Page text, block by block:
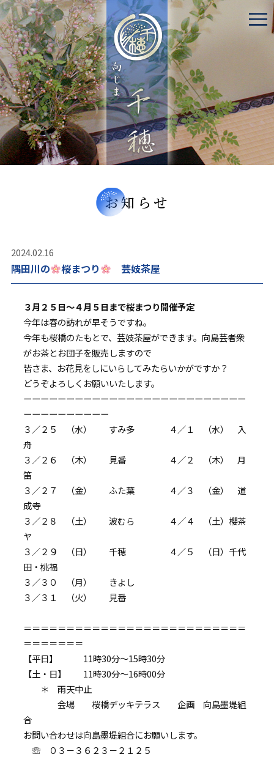
お知らせ
2024.02.16
隅田川の 桜まつり 芸妓茶屋
３月２５日～４月５日まで桜まつり開催予定
今年は春の訪れが早そうですね。
今年も桜橋のたもとで、芸妓茶屋ができます。向島芸者衆
がお茶とお団子を販売しますので
皆さま、お花見をしにいらしてみたらいかがですか？
どうぞよろしくお願いいたします。
ーーーーーーーーーーーーーーーーーーーーーーーーーー
ーーーーーーーーーー
３／２５ （水） すみ多 ４／１ （水） 入
舟
３／２６ （木） 見番 ４／２ （木） 月
笛
３／２７ （金） ふた葉 ４／３ （金） 道
成寺
３／２８ （土） 波むら ４／４ （土）櫻茶
ヤ
３／２９ （日） 千穂 ４／５ （日）千代
田・桃福
３／３０ （月） きよし
３／３１ （火） 見番
＝＝＝＝＝＝＝＝＝＝＝＝＝＝＝＝＝＝＝＝＝＝＝＝＝＝
＝＝＝＝＝＝＝
【平日】 11時30分～15時30分
【土・日】 11時30分～16時00分
＊ 雨天中止
会場 桜橋デッキテラス 企画 向島墨堤組
合
お問い合わせは向島墨堤組合にお願いします。
☏ ０３－３６２３－２１２５